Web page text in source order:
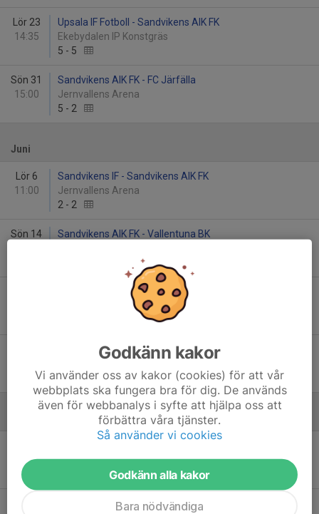
Lör 23
14:35
Upsala IF Fotboll - Sandvikens AIK FK
Ekebydalen IP Konstgräs
5 - 5
Sön 31
15:00
Sandvikens AIK FK - FC Järfälla
Jernvallens Arena
5 - 2
Juni
Lör 6
11:00
Sandvikens IF - Sandvikens AIK FK
Jernvallens Arena
2 - 2
Sön 14
Sandvikens AIK FK - Vallentuna BK
Sandvikens AIK FK - Älvsjö AIK FF
Jernvallens Arena
Sandvikens AIK FK - Hammarby TFF Herrfotboll
3-5
13:00
Kristinebergs IP 1
Sandvikens AIK FK - Slätta SK
Godkänn kakor
Vi använder oss av kakor (cookies) för att vår
webbplats ska fungera bra för dig. De används
även för webbanalys i syfte att hjälpa oss att
förbättra våra tjänster.
Så använder vi cookies
Godkänn alla kakor
Bara nödvändiga